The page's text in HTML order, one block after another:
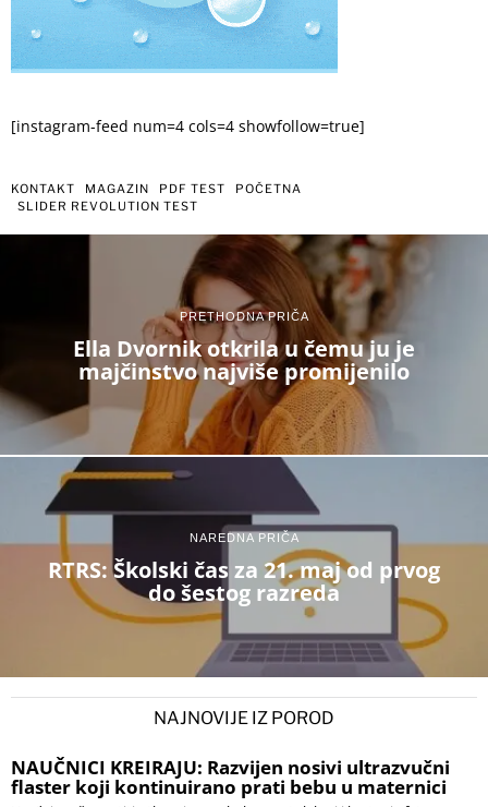
[instagram-feed num=4 cols=4 showfollow=true]
KONTAKT MAGAZIN PDF TEST
POČETNA
SLIDER REVOLUTION TEST
PRETHODNA PRIČA
Ella Dvornik otkrila u čemu ju je
majčinstvo najviše promijenilo
NAREDNA PRIČA
RTRS: Školski čas za 21. maj od prvog
do šestog razreda
NAJNOVIJE IZ POROD
NAUČNICI KREIRAJU: Razvijen nosivi ultrazvučni
flaster koji kontinuirano prati bebu u maternici